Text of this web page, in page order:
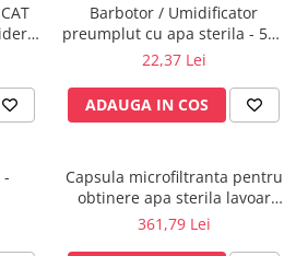
prindere /
pacient
Barbotor / Umidificator
preumplut cu apa sterila - 550
ml - Amsino
22,37 Lei
ADAUGA IN COS
-
Capsula microfiltranta pentru
obtinere apa sterila lavoar
chirurgical, 31 zile fara
361,79 Lei